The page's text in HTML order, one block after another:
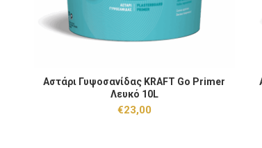
Αστάρι Γυψοσανίδας KRAFT Go Primer Λευκό 10L
ΠΡΟΣΘΉΚΗ ΣΤΟ ΚΑΛΆΘΙ
Αστάρι Γυψοσανίδας KRAFT Go Primer
Λευκό 10L
€23,00